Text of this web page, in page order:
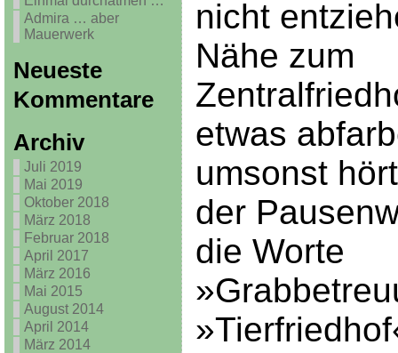
Admira … aber
Mauerwerk
Neueste
Kommentare
Archiv
Juli 2019
Mai 2019
Oktober 2018
März 2018
Februar 2018
April 2017
März 2016
Mai 2015
August 2014
April 2014
März 2014
nicht
Nähe zum
etwas
umsonst
der
die Worte